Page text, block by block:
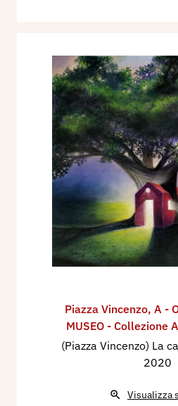
Piazza Vincenzo, A -
MUSEO - Collezione
(Piazza Vincenzo) La
2020
Visualizza